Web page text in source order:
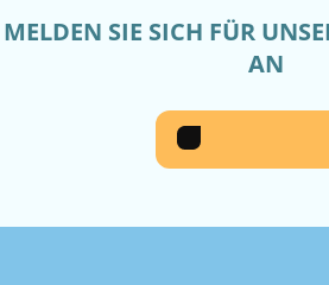
MELDEN SIE SICH FÜR
AN